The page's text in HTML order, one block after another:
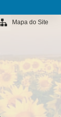
Mapa do Site